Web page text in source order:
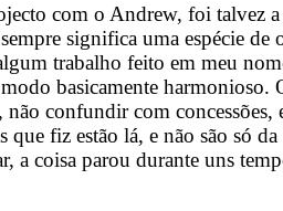
com o Andrew, foi talvez
significa uma espécie de
trabalho feito em meu
basicamente harmonioso.
confundir com concessões,
que fiz estão lá, e não são só
a coisa parou durante uns